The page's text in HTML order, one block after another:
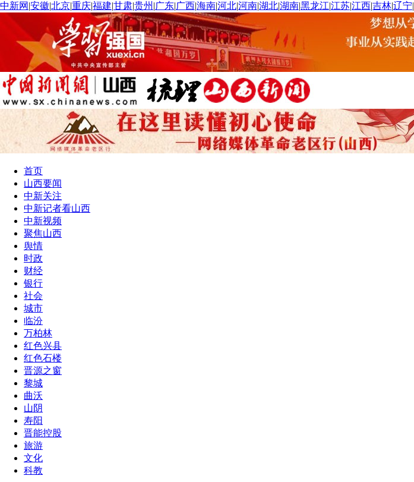
中新网 |安徽|北京|重庆|福建|甘肃|贵州 |广东|广西|海南|河北|河南|湖北|湖南|黑龙江|江苏|江西|吉林|辽宁|
首页
山西要闻
中新关注
中新记者看山西
中新视频
聚焦山西
舆情
时政
财经
银行
社会
城市
临汾
万柏林
红色兴县
红色石楼
晋源之窗
黎城
曲沃
山阴
寿阳
晋能控股
旅游
文化
科教